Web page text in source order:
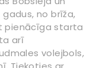
no brīža,
pienācīga starta
arī
volejbols,